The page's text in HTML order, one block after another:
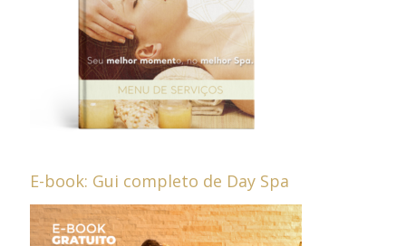
E-book: Gui completo de Day Spa